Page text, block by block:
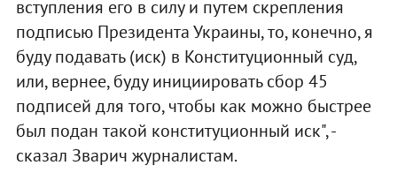
вступления его в силу и путем скрепления
подписью Президента Украины, то, конечно, я
буду подавать (иск) в Конституционный суд,
или, вернее, буду инициировать сбор 45
подписей для того, чтобы как можно быстрее
был подан такой конституционный иск", -
сказал Зварич журналистам.